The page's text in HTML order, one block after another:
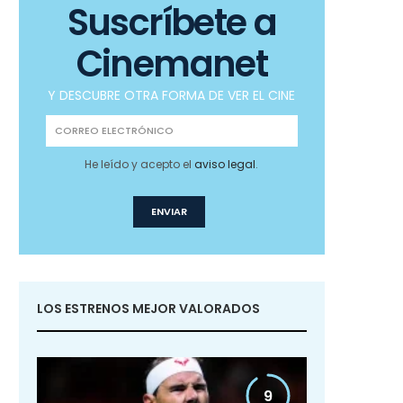
Suscríbete a
Cinemanet
Y DESCUBRE OTRA FORMA DE VER EL CINE
He leído y acepto elaviso legal.
LOS ESTRENOS MEJOR VALORADOS
9